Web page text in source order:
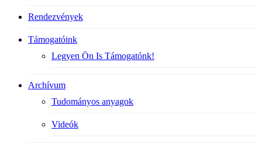
Rendezvények
Támogatóink
Legyen Ön Is Támogatónk!
Archívum
Tudományos anyagok
Videók